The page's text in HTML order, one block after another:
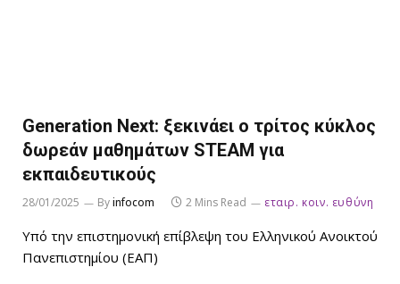
Generation Next: ξεκινάει o τρίτος κύκλος
δωρεάν μαθημάτων STEΑM για
εκπαιδευτικούς
28/01/2025 Byinfocom 2 Mins Read εταιρ. κοιν. ευθύνη
Υπό την επιστημονική επίβλεψη του Ελληνικού Ανοικτού
Πανεπιστημίου (ΕΑΠ)